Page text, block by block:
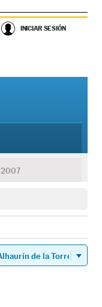
INICIAR SESIÓN
2007